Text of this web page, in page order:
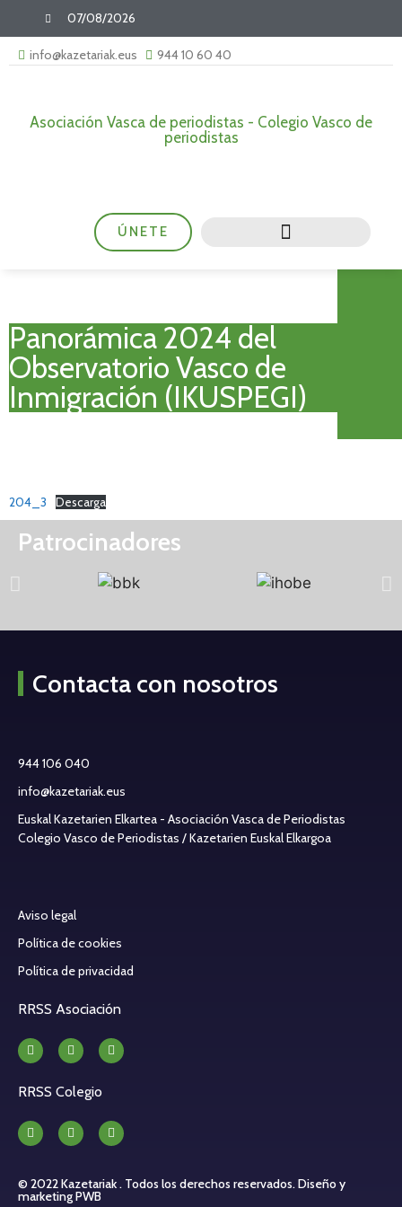
07/08/2026
info@kazetariak.eus 944 10 60 40
Asociación Vasca de periodistas - Colegio Vasco de
periodistas
ÚNETE
Panorámica 2024 del
Observatorio Vasco de
Inmigración (IKUSPEGI)
204_3 Descarga
Patrocinadores
Contacta con nosotros
944 106 040
info@kazetariak.eus
Euskal Kazetarien Elkartea - Asociación Vasca de Periodistas
Colegio Vasco de Periodistas / Kazetarien Euskal Elkargoa
Aviso legal
Política de cookies
Política de privacidad
RRSS Asociación
RRSS Colegio
© 2022 Kazetariak . Todos los derechos reservados.Diseño y
marketing PWB